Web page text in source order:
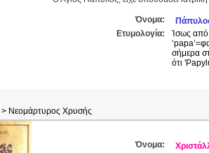
Όνομα:
Ετυμολογία:
Ίσως από
σήμερα
ότι
> Νεομάρτυρος Χρυσής
Όνομα: